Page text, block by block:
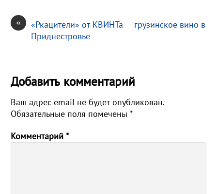
«
«Ркацители» от КВИНТа — грузинское вино в
Приднестровье
Добавить комментарий
Ваш адрес email не будет опубликован.
Обязательные поля помечены*
Комментарий*